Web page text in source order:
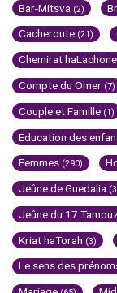
Bar-Mitsva (2)
Cacheroute (21)
Chemirat haLachone
Compte du Omer (7)
Couple et Famille (1)
Education des
Femmes (290)
Jeûne de Guedalia
Jeûne du 17
Kriat haTorah (3)
Le sens des